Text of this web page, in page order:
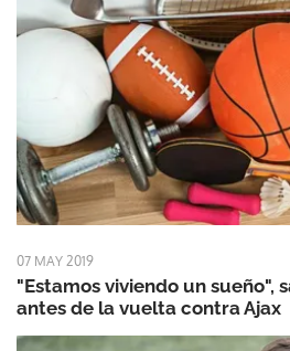
07 MAY 2019
"Estamos viviendo un sueño",
antes de la vuelta contra Ajax